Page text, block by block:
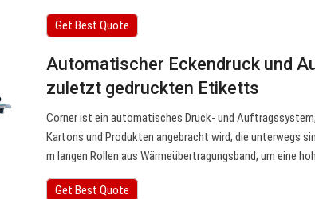
Get Best Quote
Automatischer Eckendruck und
zuletzt gedruckten Etiketts
Corner ist ein automatisches Druck- und
Kartons und Produkten angebracht wird, die unterwegs
m langen Rollen aus Wärmeübertragungsband, um eine
Get Best Quote